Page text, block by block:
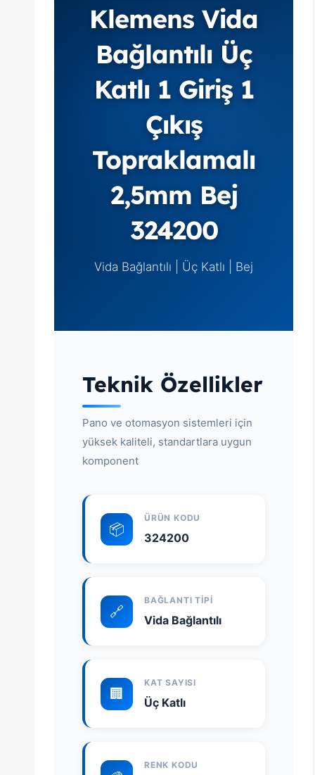
Klemens Vida
Bağlantılı Üç
Katlı 1 Giriş 1
Çıkış
Topraklamalı
2,5mm Bej
324200
Vida Bağlantılı | Üç Katlı | Bej
Teknik Özellikler
Pano ve otomasyon sistemleri için
yüksek kaliteli, standartlara uygun
komponent
📦
ÜRÜN KODU
324200
🔗
BAĞLANTI TIPI
Vida Bağlantılı
🏢
KAT SAYISI
Üç Katlı
RENK KODU